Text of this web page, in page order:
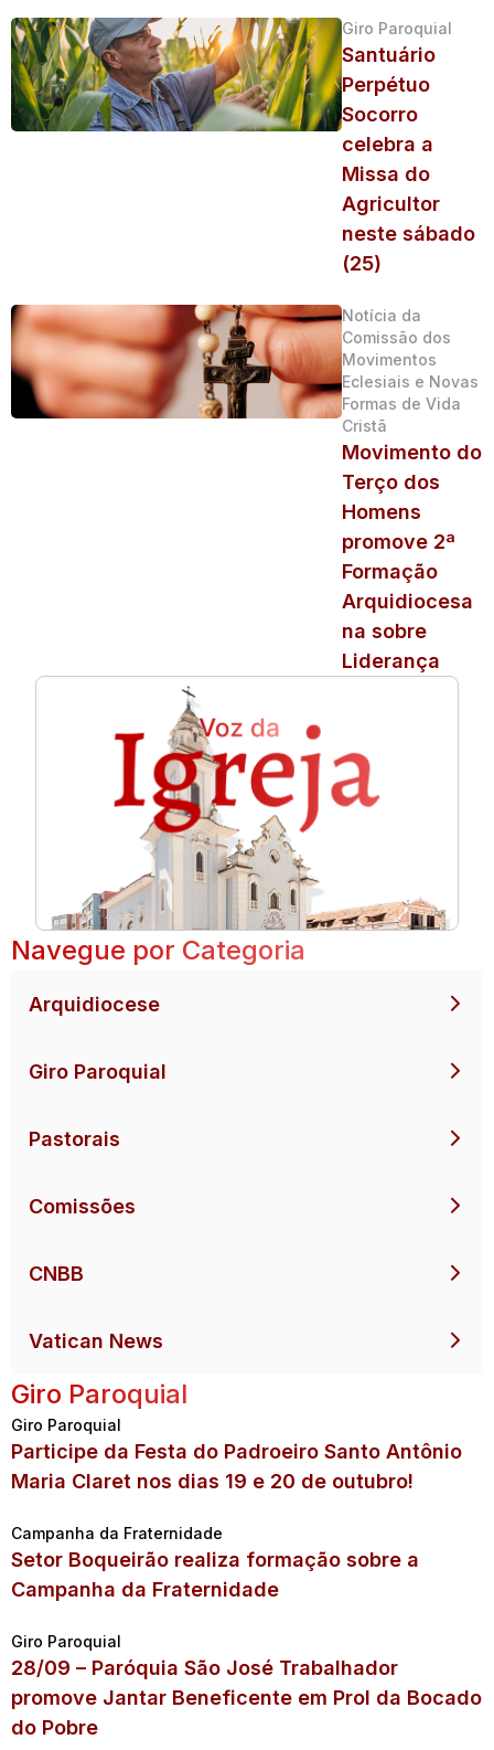
Giro Paroquial
Santuário
Perpétuo
Socorro
celebra a
Missa do
Agricultor
neste sábado
(25)
Notícia da
Comissão dos
Movimentos
Eclesiais e Novas
Formas de Vida
Cristã
Movimento do
Terço dos
Homens
promove 2ª
Formação
Arquidiocesa
na sobre
Liderança
Navegue por Categoria
Arquidiocese
Giro Paroquial
Pastorais
Comissões
CNBB
Vatican News
Giro Paroquial
Giro Paroquial
Participe da Festa do Padroeiro Santo Antônio
Maria Claret nos dias 19 e 20 de outubro!
Campanha da Fraternidade
Setor Boqueirão realiza formação sobre a
Campanha da Fraternidade
Giro Paroquial
28/09 – Paróquia São José Trabalhador
promove Jantar Beneficente em Prol da Bocado
do Pobre